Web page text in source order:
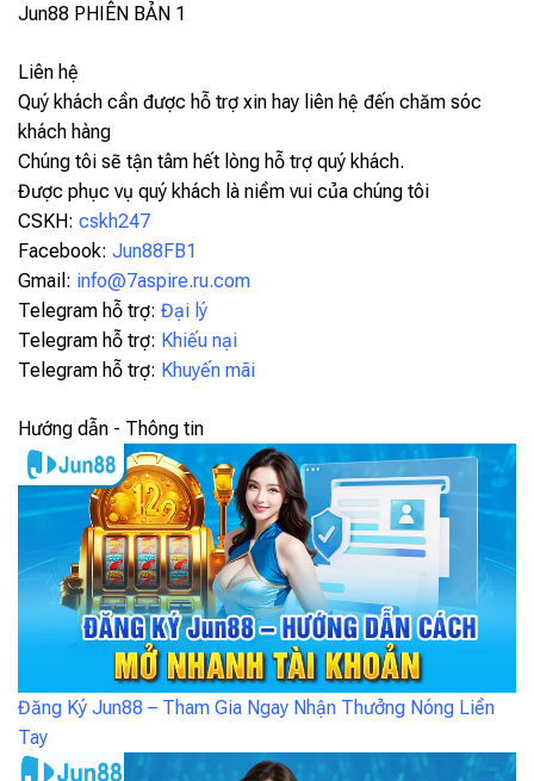
Jun88 PHIÊN BẢN 1
Liên hệ
Quý khách cần được hỗ trợ xin hay liên hệ đến chăm sóc
khách hàng
Chúng tôi sẽ tận tâm hết lòng hỗ trợ quý khách.
Được phục vụ quý khách là niềm vui của chúng tôi
CSKH: cskh247
Facebook: Jun88FB1
Gmail: info@7aspire.ru.com
Telegram hỗ trợ: Đại lý
Telegram hỗ trợ: Khiếu nại
Telegram hỗ trợ: Khuyến mãi
Hướng dẫn - Thông tin
Đăng Ký Jun88 – Tham Gia Ngay Nhận Thưởng Nóng Liền
Tay